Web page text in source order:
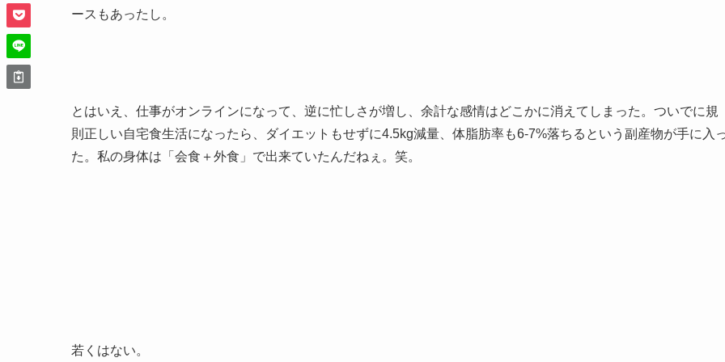
ースもあったし。
とはいえ、仕事がオンラインになって、逆に忙しさが増し、余計な感情はどこかに消えてしまった。ついでに規
則正しい自宅食生活になったら、ダイエットもせずに4.5kg減量、体脂肪率も6-7%落ちるという副産物が手に入
た。私の身体は「会食＋外食」で出来ていたんだねぇ。笑。
若くはない。